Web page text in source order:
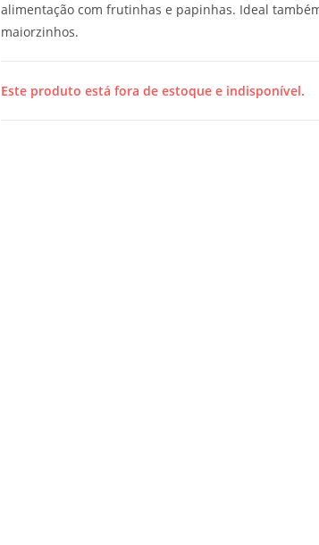
alimentação com frutinhas e papinhas. Ideal
maiorzinhos.
Este produto está fora de estoque e indisponível.